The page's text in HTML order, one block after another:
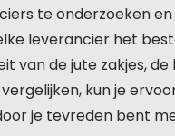
te onderzoeken
leverancier het
van de jute zakjes,
kun je
je tevreden bent